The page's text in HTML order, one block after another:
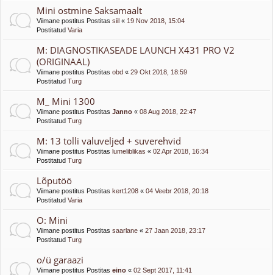
Mini ostmine Saksamaalt
Viimane postitus Postitas siil « 19 Nov 2018, 15:04
Postitatud Varia
M: DIAGNOSTIKASEADE LAUNCH X431 PRO V2
(ORIGINAAL)
Viimane postitus Postitas obd « 29 Okt 2018, 18:59
Postitatud Turg
M_ Mini 1300
Viimane postitus Postitas Janno « 08 Aug 2018, 22:47
Postitatud Turg
M: 13 tolli valuveljed + suverehvid
Viimane postitus Postitas lumeliblikas « 02 Apr 2018, 16:34
Postitatud Turg
Lõputöö
Viimane postitus Postitas kert1208 « 04 Veebr 2018, 20:18
Postitatud Varia
O: Mini
Viimane postitus Postitas saarlane « 27 Jaan 2018, 23:17
Postitatud Turg
o/ü garaazi
Viimane postitus Postitas eino « 02 Sept 2017, 11:41